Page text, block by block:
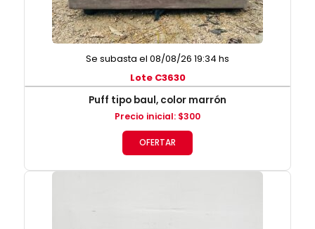
Se subasta el 08/08/26 19:34 hs
Lote C3630
Puff tipo baul, color marrón
Precio inicial: $300
OFERTAR